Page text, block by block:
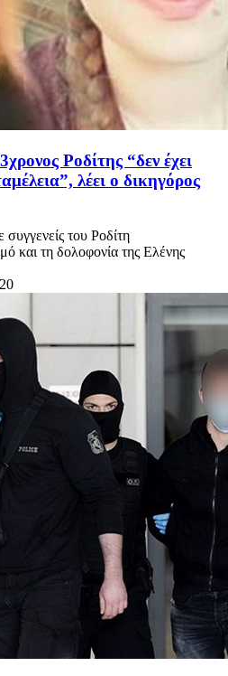
Ροδίτης “δεν έχει
λέει ο δικηγόρος
του Ροδίτη
και τη δολοφονία της Ελένης